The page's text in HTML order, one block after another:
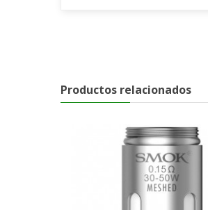
Productos relacionados